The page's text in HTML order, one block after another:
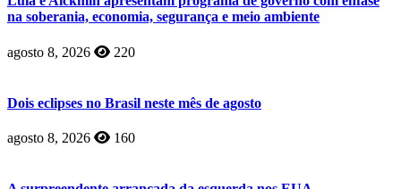
na soberania, economia, segurança e meio ambiente
agosto 8, 2026 220
Dois eclipses no Brasil neste mês de agosto
agosto 8, 2026 160